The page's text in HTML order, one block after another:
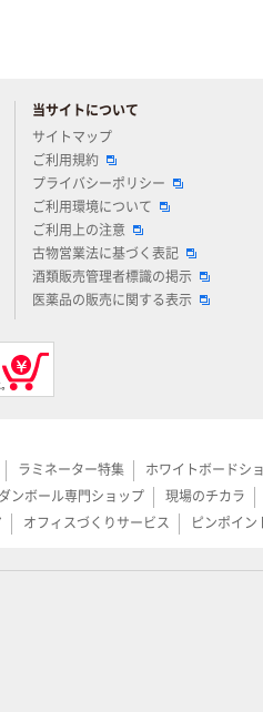
当サイトについて
サイトマップ
ご利用規約
プライバシーポリシー
ご利用環境について
ご利用上の注意
古物営業法に基づく表記
酒類販売管理者標識の掲示
医薬品の販売に関する表示
ラミネーター特集 ホワイトボードシ
ダンボール専門ショップ 現場のチカラ
オフィスづくりサービス ピンポイン